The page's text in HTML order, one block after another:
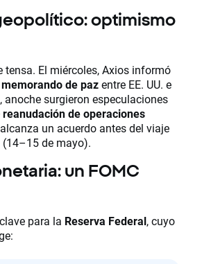
optimismo
tensa. El miércoles, Axios informó
memorando de pazentre EE. UU. e
anoche surgieron especulaciones
reanudación de operaciones
un acuerdo antes del viaje
de mayo).
un FOMC
para la Reserva Federal, cuyo